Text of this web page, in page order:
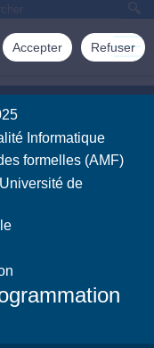
Accepter Refuser
Informatique
formelles (AMF)
de